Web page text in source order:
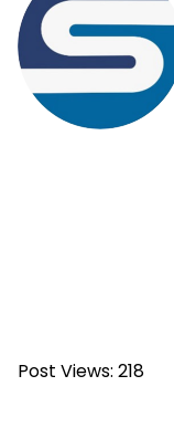
Post Views: 218